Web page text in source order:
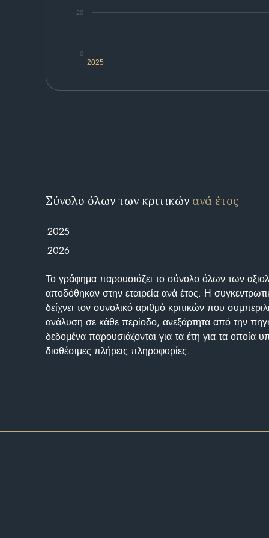
2025
0
20
Σύνολο όλων των κριτικών ανά έτος
2025
2026
Το γράφημα παρουσιάζει το σύνολο όλων των
αποδόθηκαν στην εταιρεία ανά έτος. Η
δείχνει τον συνολικό αριθμό κριτικών που
ανάλυση σε κάθε περίοδο, ανεξάρτητα από την
δεδομένα παρουσιάζονται για τα έτη για τα οποία
διαθέσιμες πλήρεις πληροφορίες.